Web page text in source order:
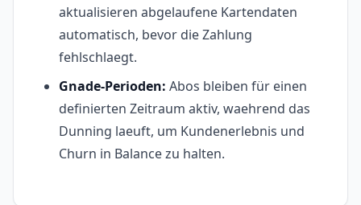
aktualisieren abgelaufene Kartendaten
automatisch, bevor die Zahlung
fehlschlaegt.
Gnade-Perioden: Abos bleiben für einen
definierten Zeitraum aktiv, waehrend das
Dunning laeuft, um Kundenerlebnis und
Churn in Balance zu halten.